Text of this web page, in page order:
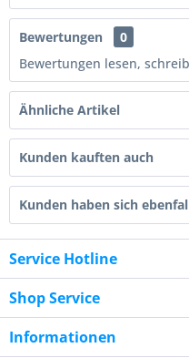
Bewertungen
0
Bewertungen lesen,
Ähnliche Artikel
Kunden kauften auch
Kunden haben sich
Service Hotline
Shop Service
Informationen